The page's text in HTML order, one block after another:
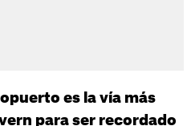
es la vía más
para ser recordado